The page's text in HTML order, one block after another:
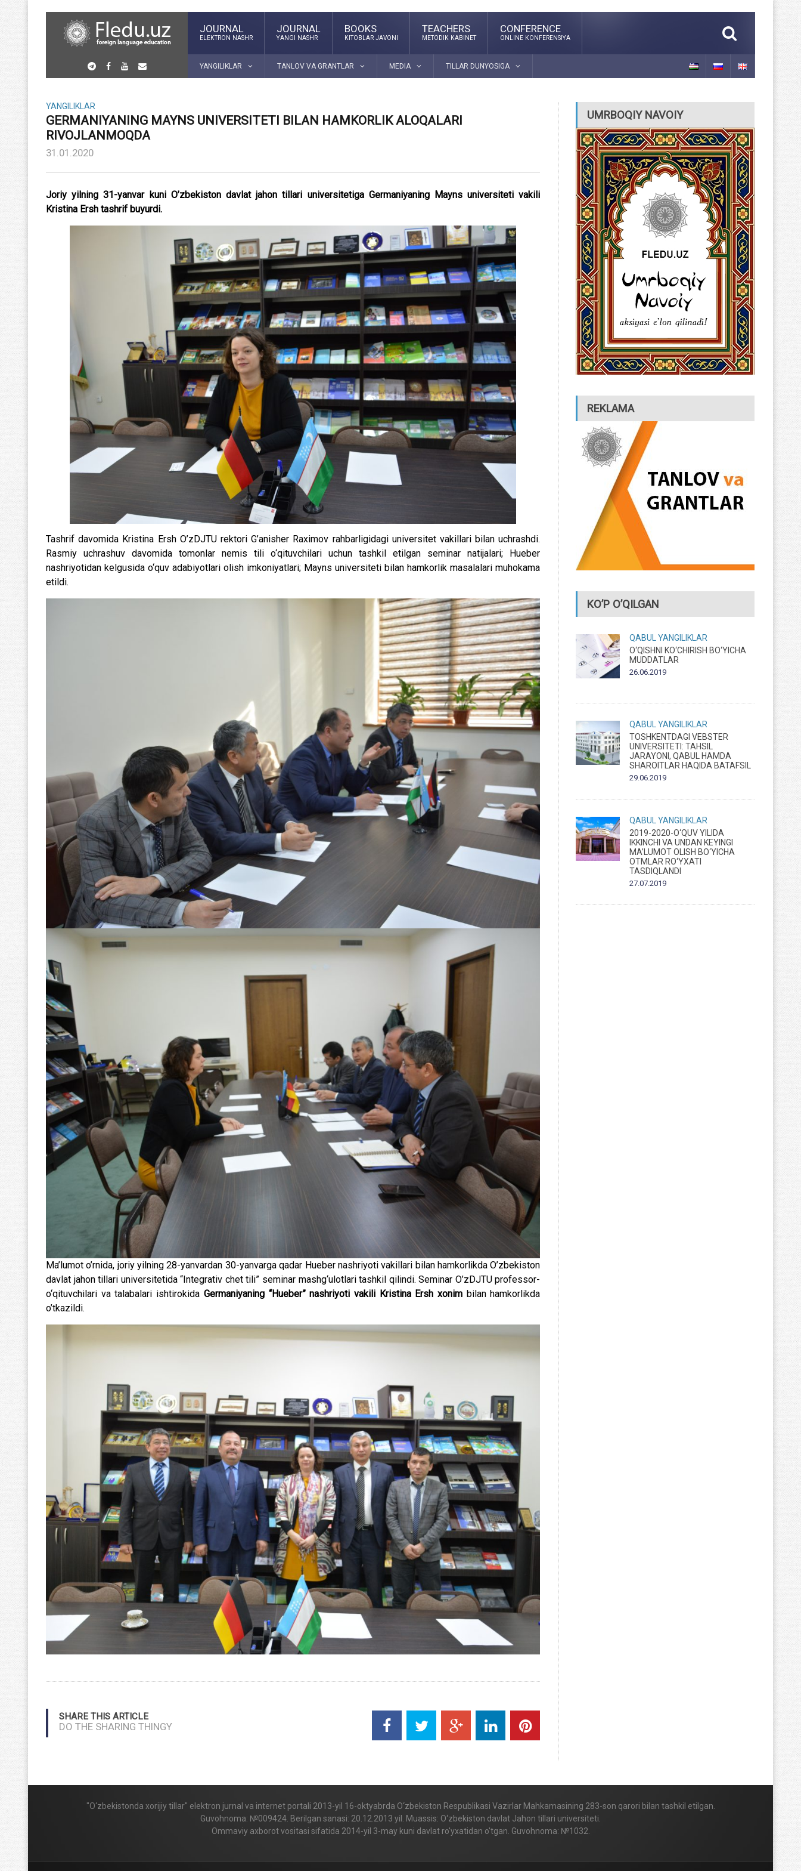
JOURNAL
ELEKTRON NASHR
JOURNAL
YANGI NASHR
BOOKS
KITOBLAR JAVONI
TEACHERS
METODIK KABINET
CONFERENCE
ONLINE KONFERENSIYA
YANGILIKLAR TANLOV VA GRANTLAR MEDIA TILLAR DUNYOSIGA
YANGILIKLAR
GERMANIYANING MAYNS UNIVERSITETI BILAN HAMKORLIK ALOQALARI
RIVOJLANMOQDA
31.01.2020
Joriy yilning 31-yanvar kuni O’zbekiston davlat jahon tillari universitetiga Germaniyaning Mayns universiteti vakili
Kristina Ersh tashrif buyurdi.
Tashrif davomida Kristina Ersh O’zDJTU rektori G’anisher Raximov rahbarligidagi universitet vakillari bilan uchrashdi.
Rasmiy uchrashuv davomida tomonlar nemis tili o‘qituvchilari uchun tashkil etilgan seminar natijalari; Hueber
nashriyotidan kelgusida o‘quv adabiyotlari olish imkoniyatlari; Mayns universiteti bilan hamkorlik masalalari muhokama
etildi.
Ma’lumot o’rnida, joriy yilning 28-yanvardan 30-yanvarga qadar Hueber nashriyoti vakillari bilan hamkorlikda O’zbekiston
davlat jahon tillari universitetida “Integrativ chet tili” seminar mashg‘ulotlari tashkil qilindi. Seminar O’zDJTU professor-
o‘qituvchilari va talabalari ishtirokida Germaniyaning “Hueber” nashriyoti vakili Kristina Ersh xonim bilan hamkorlikda
o’tkazildi.
SHARE THIS ARTICLE
DO THE SHARING THINGY
UMRBOQIY NAVOIY
REKLAMA
KO’P O’QILGAN
QABUL
YANGILIKLAR
O‘QISHNI KO‘CHIRISH BO‘YICHA
MUDDATLAR
26.06.2019
QABUL
YANGILIKLAR
TOSHKENTDAGI VEBSTER
UNIVERSITETI: TAHSIL
JARAYONI, QABUL HAMDA
SHAROITLAR HAQIDA BATAFSIL
29.06.2019
QABUL
YANGILIKLAR
2019-2020-O‘QUV YILIDA
IKKINCHI VA UNDAN KEYINGI
MA’LUMOT OLISH BO‘YICHA
OTMLAR RO‘YXATI
TASDIQLANDI
27.07.2019
"O‘zbekistonda xorijiy tillar" elektron jurnal va internet portali 2013-yil 16-oktyabrda O‘zbekiston Respublikasi Vazirlar Mahkamasining 283-son qarori bilan tashkil etilgan.
Guvohnoma: №009424. Berilgan sanasi: 20.12.2013 yil. Muassis: O‘zbekiston davlat Jahon tillari universiteti.
Ommaviy axborot vositasi sifatida 2014-yil 3-may kuni davlat ro'yxatidan o'tgan. Guvohnoma: №1032.